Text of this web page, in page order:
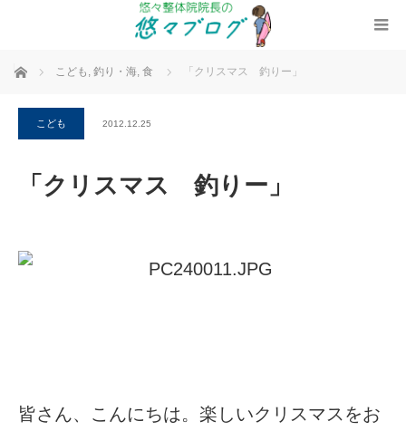
ホーム こども , 釣り・海, 食 「クリスマス 釣りー」
こども 2012.12.25
「クリスマス 釣りー」
皆さん、こんにちは。楽しいクリスマスをお